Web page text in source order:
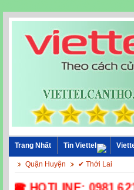
Trang Nhất Tin Viettel
Quận Huyện ✔ Thới Lai